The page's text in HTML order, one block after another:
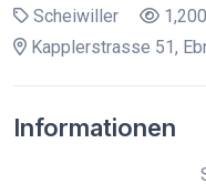
Scheiwiller
Kapplerstrasse 51,
Informationen